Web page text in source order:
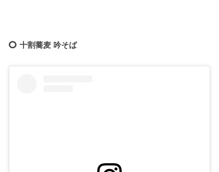
十割蕎麦 吟そば